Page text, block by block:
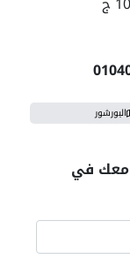
البورشور
معك في